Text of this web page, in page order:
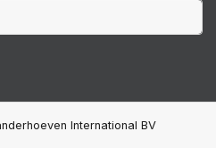
International BV